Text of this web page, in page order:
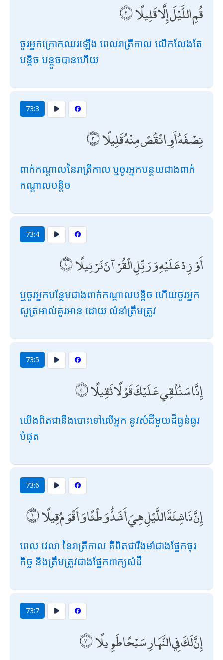
قُمِ اللَّيْلَ إِلَّا قَلِيلًا
ចូរអ្នកក្រោកឈរឡើង ពេលរាត្រីកាល លើកលែងតែ
បន្តិច បន្តួចបានហើយ
73:3
نِصْفَهُ أَوِ انْقُصْ مِنْهُ قَلِيلًا
ពាក់កណ្តាលនៃរាត្រីកាល ឬចូរអ្នកបន្ថយជាងពាក់
កណ្តាលបន្តិច
73:4
أَوْ زِدْ عَلَيْهِ وَرَتِّلِ الْقُرْآنَ تَرْتِيلًا
ឬចូរអ្នកបន្ថែមជាងពាក់កណ្តាលបន្តិច ហើយចូរអ្នក
សូត្រអាល់គួរអាន ដោយ លំនាំត្រឹមត្រូវ
73:5
إِنَّا سَنُلْقِي عَلَيْكَ قَوْلًا ثَقِيلًا
យើងពិតជានឹងបោះទៅលើអ្នក នូវសំដីមួយដ៏ធ្ងន់ធ្ងរ
បំផុត
73:6
إِنَّ نَاشِئَةَ اللَّيْلِ هِيَ أَشَدُّ وَطْئًا وَأَقْوَمُ قِيلًا
ពេល វេលា នៃរាត្រីកាល គឺពិតជារឹងមាំជាងផ្នែកធុរ
កិច្ច និងត្រឹមត្រូវជាងផ្នែកពាក្យសំដី
73:7
إِنَّ لَكَ فِي النَّهَارِ سَبْحًا طَوِيلًا